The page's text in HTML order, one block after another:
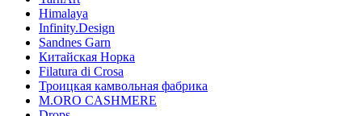
Himalaya
Infinity.Design
Sandnes Garn
Китайская Норка
Filatura di Сrosa
Троицкая камвольная фабрика
M.ORO CASHMERE